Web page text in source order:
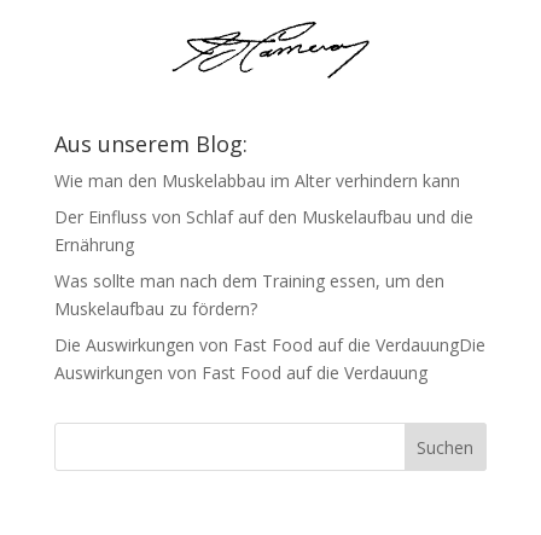
Aus unserem Blog:
Wie man den Muskelabbau im Alter verhindern kann
Der Einfluss von Schlaf auf den Muskelaufbau und die
Ernährung
Was sollte man nach dem Training essen, um den
Muskelaufbau zu fördern?
Die Auswirkungen von Fast Food auf die VerdauungDie
Auswirkungen von Fast Food auf die Verdauung